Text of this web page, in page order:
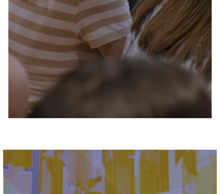
Servizi e accessibilità
Contatti
FAQ
Biglietti
Immagine